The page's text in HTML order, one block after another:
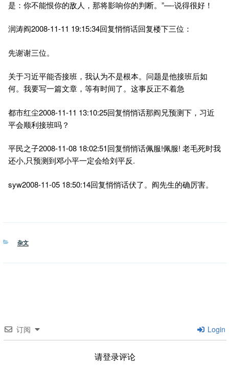
是：你不能恨你的敌人，那将影响你的判断。”—-说得很好！
润涛阎2008-11-11 19:15:34回复悄悄话回复楼下三位：
先谢谢三位。
关于习近平能否接班，我认为不是根本。问题是他接班后如
何。我要写一篇文章，等有时间了。这事反正不着急
都市红尘2008-11-11 13:10:25回复悄悄话那阎兄预测下，习近
平会顺利接班吗？
平民之子2008-11-08 18:02:51回复悄悄话佩服!佩服! 老毛死时我
还小,只预测到邓小平一定会给刘平反.
syw2008-11-05 18:50:14回复悄悄话伏了。阎先生的确厉害。
分
杂文
订阅 Login
请登录评论